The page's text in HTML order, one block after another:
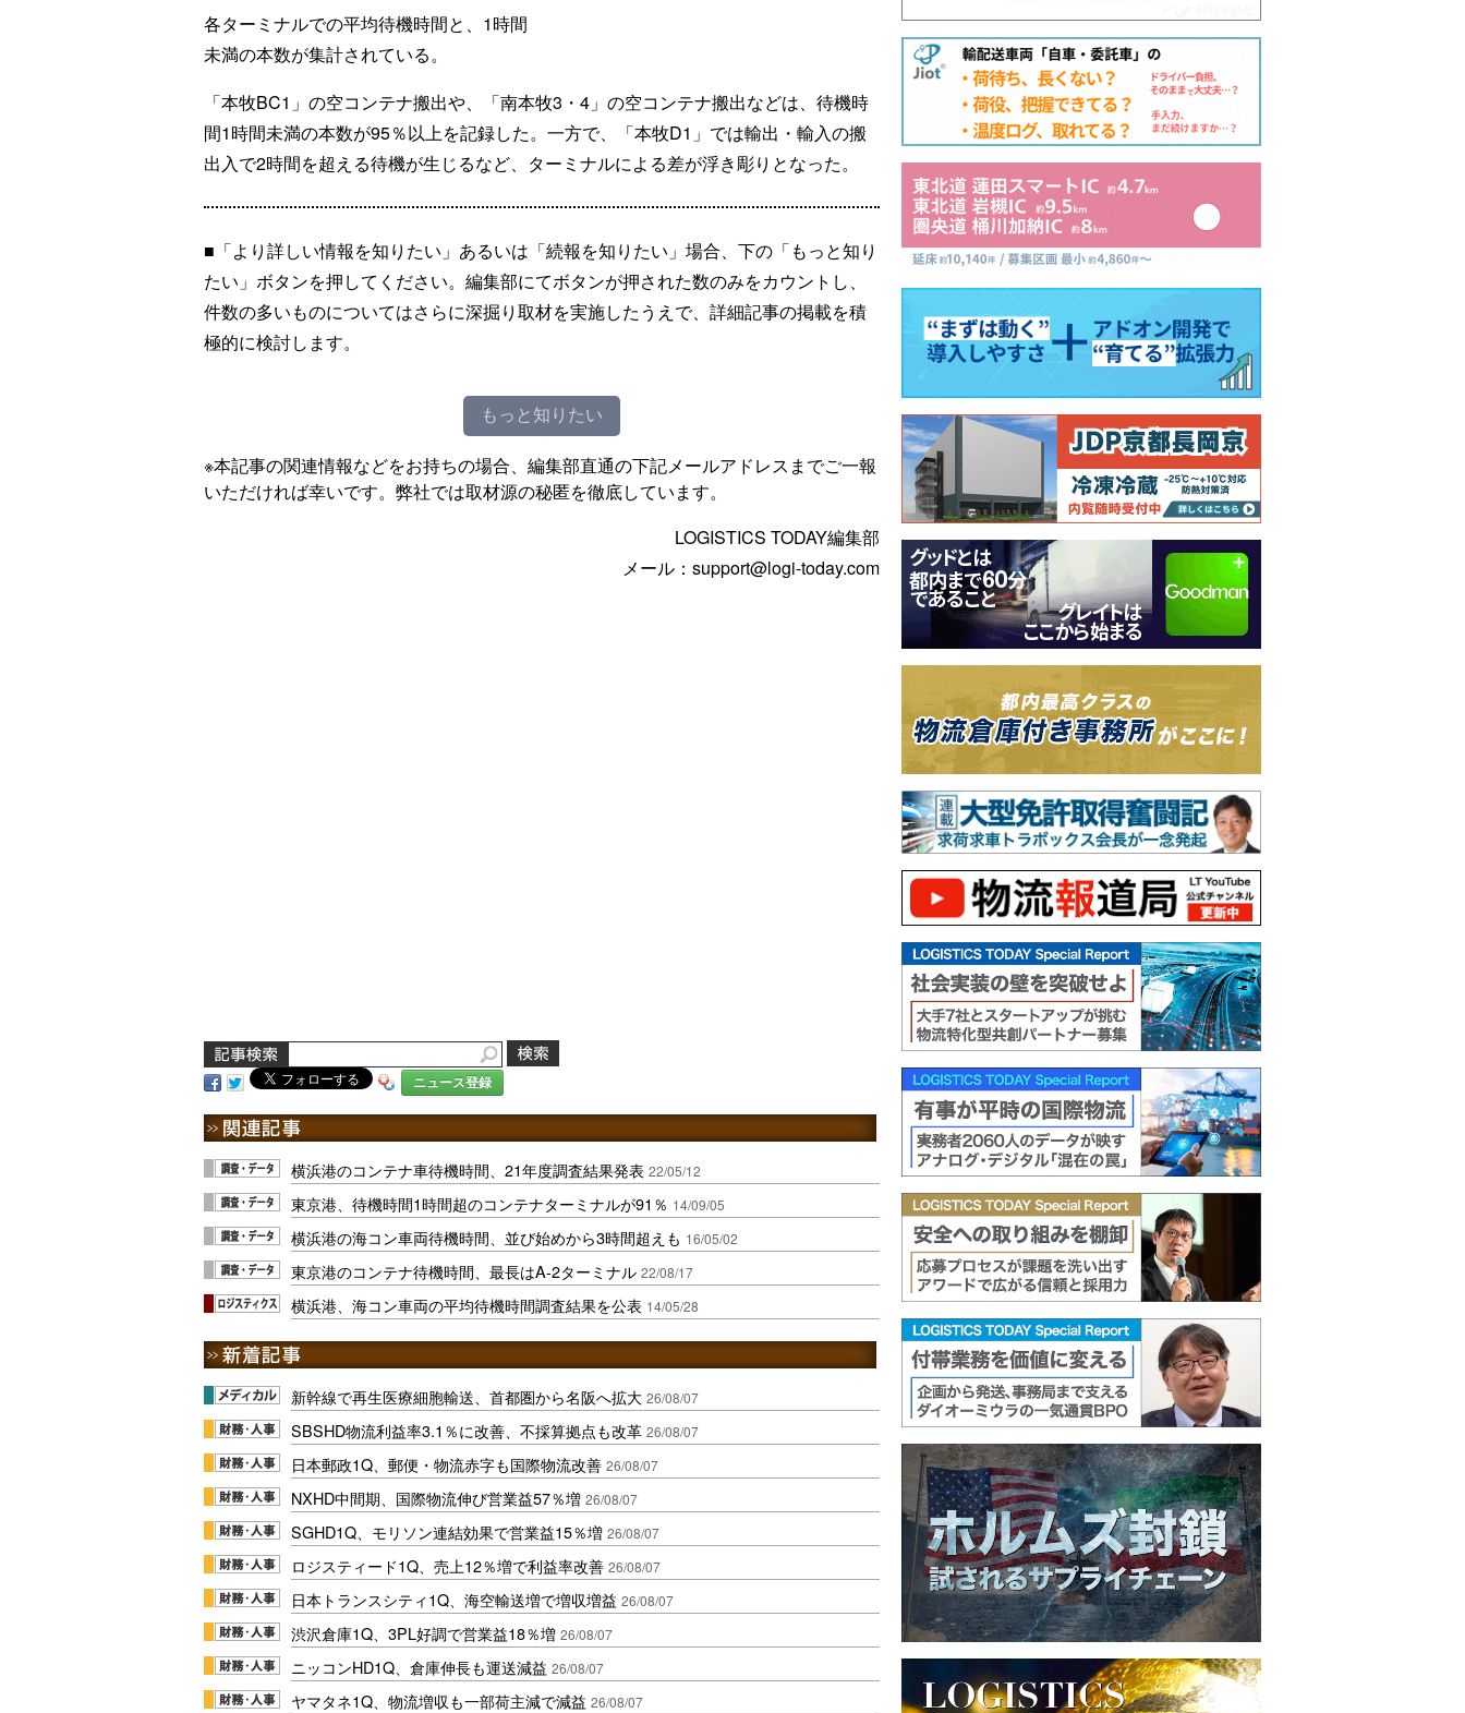
各ターミナルでの平均待機時間と、1時間
未満の本数が集計されている。
「本牧BC1」の空コンテナ搬出や、「南本牧3・4」の空コンテナ搬出などは、待機時
間1時間未満の本数が95％以上を記録した。一方で、「本牧D1」では輸出・輸入の搬
出入で2時間を超える待機が生じるなど、ターミナルによる差が浮き彫りとなった。
■「より詳しい情報を知りたい」あるいは「続報を知りたい」場合、下の「もっと知り
たい」ボタンを押してください。編集部にてボタンが押された数のみをカウントし、
件数の多いものについてはさらに深掘り取材を実施したうえで、詳細記事の掲載を積
極的に検討します。
もっと知りたい
※本記事の関連情報などをお持ちの場合、編集部直通の下記メールアドレスまでご一報
いただければ幸いです。弊社では取材源の秘匿を徹底しています。
LOGISTICS TODAY編集部
メール：support@logi-today.com
ニュース登録
横浜港のコンテナ車待機時間、21年度調査結果発表 22/05/12
東京港、待機時間1時間超のコンテナターミナルが91％ 14/09/05
横浜港の海コン車両待機時間、並び始めから3時間超えも 16/05/02
東京港のコンテナ待機時間、最長はA-2ターミナル 22/08/17
横浜港、海コン車両の平均待機時間調査結果を公表 14/05/28
新幹線で再生医療細胞輸送、首都圏から名阪へ拡大 26/08/07
SBSHD物流利益率3.1％に改善、不採算拠点も改革 26/08/07
日本郵政1Q、郵便・物流赤字も国際物流改善 26/08/07
NXHD中間期、国際物流伸び営業益57％増 26/08/07
SGHD1Q、モリソン連結効果で営業益15％増 26/08/07
ロジスティード1Q、売上12％増で利益率改善 26/08/07
日本トランスシティ1Q、海空輸送増で増収増益 26/08/07
渋沢倉庫1Q、3PL好調で営業益18％増 26/08/07
ニッコンHD1Q、倉庫伸長も運送減益 26/08/07
ヤマタネ1Q、物流増収も一部荷主減で減益 26/08/07